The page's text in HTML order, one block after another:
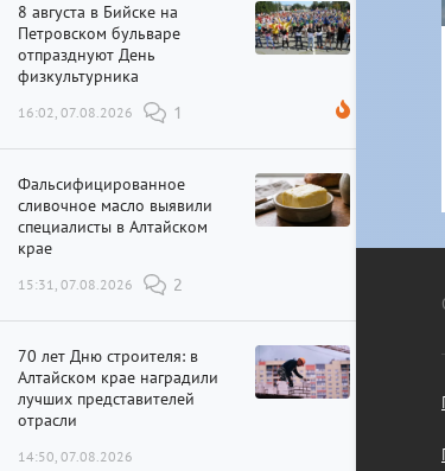
8 августа в Бийске на
Петровском бульваре
отпразднуют День
физкультурника
16:02, 07.08.2026 1
Фальсифицированное
сливочное масло выявили
специалисты в Алтайском
крае
15:31, 07.08.2026 2
70 лет Дню строителя: в
Алтайском крае наградили
лучших представителей
отрасли
14:50, 07.08.2026